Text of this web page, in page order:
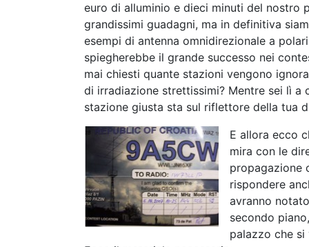
euro di alluminio e dieci minuti del nostro
grandissimi guadagni, ma in definitiva
esempi di antenna omnidirezionale a
spiegherebbe il grande successo nei
mai chiesti quante stazioni vengono
di irradiazione strettissimi? Mentre sei lì
stazione giusta sta sul riflettore della tua
E allora ecco
mira con le
propagazione
rispondere
avranno
secondo
palazzo che